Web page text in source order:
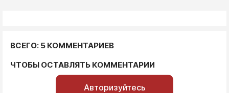
ВСЕГО: 5 КОММЕНТАРИЕВ
ЧТОБЫ ОСТАВЛЯТЬ КОММЕНТАРИИ
Авторизуйтесь